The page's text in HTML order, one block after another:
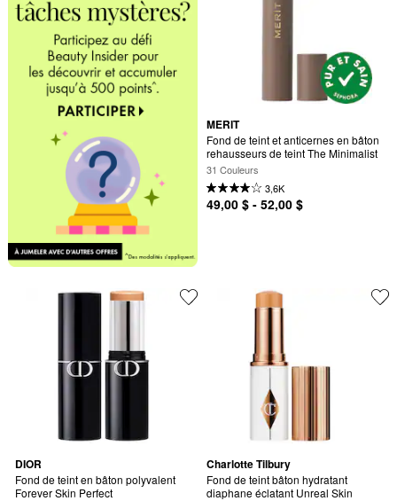
MERIT
Fond de teint et anticernes en bâton
rehausseurs de teint The Minimalist
31 Couleurs
3,6K
49,00 $ - 52,00 $
DIOR
Fond de teint en bâton polyvalent
Forever Skin Perfect
Charlotte Tilbury
Fond de teint bâton hydratant
diaphane éclatant Unreal Skin